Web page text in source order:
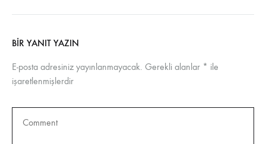
BIR YANIT YAZIN
E-posta adresiniz yayınlanmayacak. Gerekli alanlar * ile
işaretlenmişlerdir